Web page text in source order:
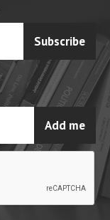
Subscribe
Add me